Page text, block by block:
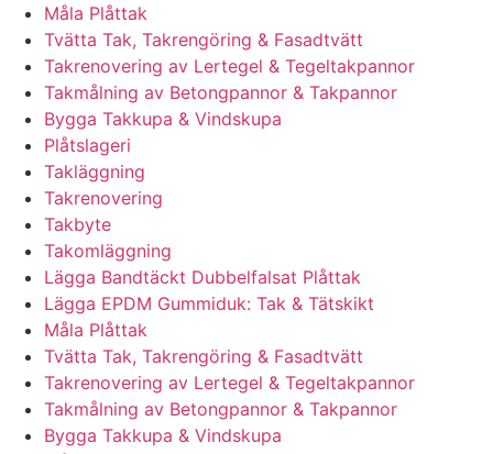
Måla Plåttak
Tvätta Tak, Takrengöring & Fasadtvätt
Takrenovering av Lertegel & Tegeltakpannor
Takmålning av Betongpannor & Takpannor
Bygga Takkupa & Vindskupa
Plåtslageri
Takläggning
Takrenovering
Takbyte
Takomläggning
Lägga Bandtäckt Dubbelfalsat Plåttak
Lägga EPDM Gummiduk: Tak & Tätskikt
Måla Plåttak
Tvätta Tak, Takrengöring & Fasadtvätt
Takrenovering av Lertegel & Tegeltakpannor
Takmålning av Betongpannor & Takpannor
Bygga Takkupa & Vindskupa